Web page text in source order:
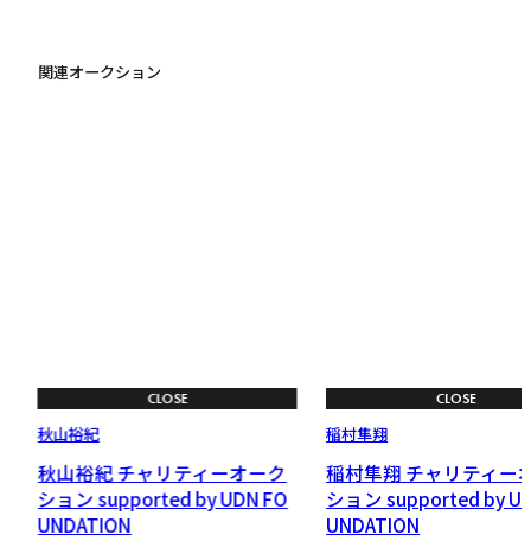
関連オークション
CLOSE
秋山裕紀
秋山裕紀 チャリティーオーク
ション supported by UDN FO
UNDATION
CLOSE
稲村隼翔
稲村隼翔 チャリティー
ション supported by
UNDATION